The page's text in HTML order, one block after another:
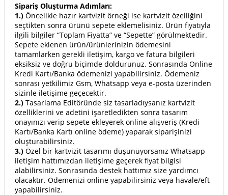
Sipariş Oluşturma Adımları:
1.) Öncelikle hazır kartvizit örneği ise kartvizit özelliğini
seçtikten sonra ürünü sepete eklemelisiniz. Ürün fiyatıyla
ilgili bilgiler “Toplam Fiyatta” ve “Sepette” görülmektedir.
Sepete eklenen ürün/ürünlerinizin ödemesini
tamamlarken gerekli iletişim, kargo ve fatura bilgileri
eksiksiz ve doğru biçimde doldurunuz. Sonrasında Online
Kredi Kartı/Banka ödemenizi yapabilirsiniz. Ödemeniz
sonrası yetkilimiz Gsm, Whatsapp veya e-posta üzerinden
sizinle iletişime geçecektir.
2.) Tasarlama Editöründe siz tasarladıysanız kartvizit
özelliklerini ve adetini işaretledikten sonra tasarım
onayınızı verip sepete ekleyerek online alışveriş (Kredi
Kartı/Banka Kartı online ödeme) yaparak siparişinizi
oluşturabilirsiniz.
3.) Özel bir kartvizit tasarımı düşünüyorsanız Whatsapp
iletişim hattımızdan iletişime geçerek fiyat bilgisi
alabilirsiniz. Sonrasında destek hattımız size yardımcı
olacaktır. Ödemenizi online yapabilirsiniz veya havale/eft
yapabilirsiniz.